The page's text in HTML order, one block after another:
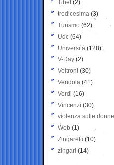
Tibet(2)
tredicesima (3)
Turismo (62)
Udc (64)
Università (128)
V-Day (2)
Veltroni (30)
Vendola (41)
Verdi (16)
Vincenzi (30)
violenza sulle donne
Web (1)
Zingaretti (10)
zingari (14)